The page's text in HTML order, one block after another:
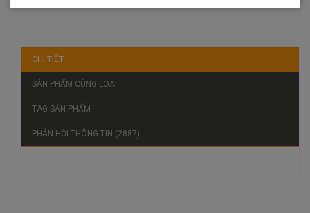
CHI TIẾT
SẢN PHẨM CÙNG LOẠI
TAG SẢN PHẨM
PHẢN HỒI THÔNG TIN (2887)